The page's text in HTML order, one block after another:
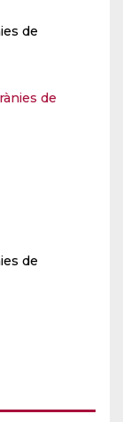
de
de
de